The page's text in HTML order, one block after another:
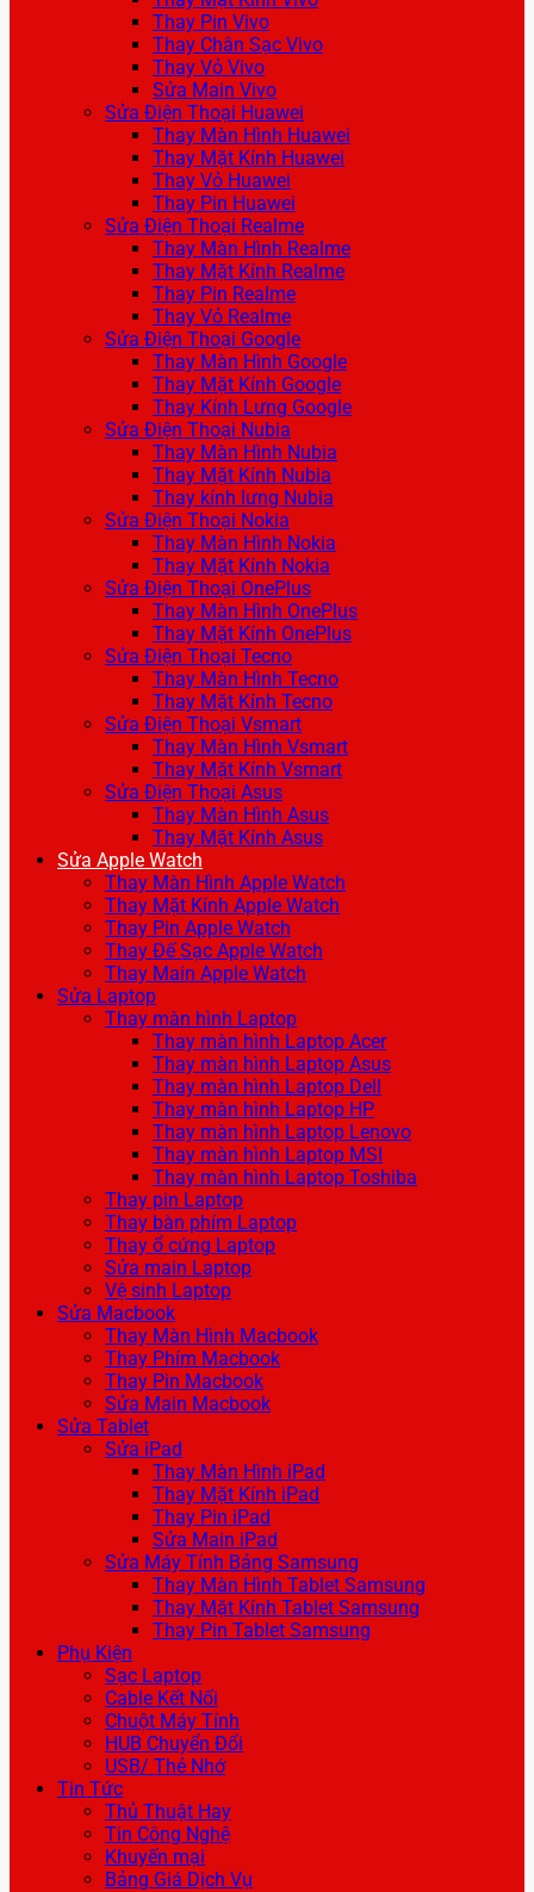
Thay Pin Vivo
Thay Chân Sạc Vivo
Thay Vỏ Vivo
Sửa Main Vivo
Sửa Điện Thoại Huawei
Thay Màn Hình Huawei
Thay Mặt Kính Huawei
Thay Vỏ Huawei
Thay Pin Huawei
Sửa Điện Thoại Realme
Thay Màn Hình Realme
Thay Mặt Kính Realme
Thay Pin Realme
Thay Vỏ Realme
Sửa Điện Thoại Google
Thay Màn Hình Google
Thay Mặt Kính Google
Thay Kính Lưng Google
Sửa Điện Thoại Nubia
Thay Màn Hình Nubia
Thay Mặt Kính Nubia
Thay kính lưng Nubia
Sửa Điện Thoại Nokia
Thay Màn Hình Nokia
Thay Mặt Kính Nokia
Sửa Điện Thoại OnePlus
Thay Màn Hình OnePlus
Thay Mặt Kính OnePlus
Sửa Điện Thoại Tecno
Thay Màn Hình Tecno
Thay Mặt Kính Tecno
Sửa Điện Thoại Vsmart
Thay Màn Hình Vsmart
Thay Mặt Kính Vsmart
Sửa Điện Thoại Asus
Thay Màn Hình Asus
Thay Mặt Kính Asus
Sửa Apple Watch
Thay Màn Hình Apple Watch
Thay Mặt Kính Apple Watch
Thay Pin Apple Watch
Thay Đế Sạc Apple Watch
Thay Main Apple Watch
Sửa Laptop
Thay màn hình Laptop
Thay màn hình Laptop Acer
Thay màn hình Laptop Asus
Thay màn hình Laptop Dell
Thay màn hình Laptop HP
Thay màn hình Laptop Lenovo
Thay màn hình Laptop MSI
Thay màn hình Laptop Toshiba
Thay pin Laptop
Thay bàn phím Laptop
Thay ổ cứng Laptop
Sửa main Laptop
Vệ sinh Laptop
Sửa Macbook
Thay Màn Hình Macbook
Thay Phím Macbook
Thay Pin Macbook
Sửa Main Macbook
Sửa Tablet
Sửa iPad
Thay Màn Hình iPad
Thay Mặt Kính iPad
Thay Pin iPad
Sửa Main iPad
Sửa Máy Tính Bảng Samsung
Thay Màn Hình Tablet Samsung
Thay Mặt Kính Tablet Samsung
Thay Pin Tablet Samsung
Phụ Kiện
Sạc Laptop
Cable Kết Nối
Chuột Máy Tính
HUB Chuyển Đổi
USB/ Thẻ Nhớ
Tin Tức
Thủ Thuật Hay
Tin Công Nghệ
Khuyến mại
Bảng Giá Dịch Vụ